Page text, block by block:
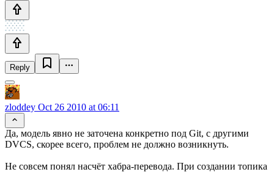
Reply
zloddey Oct 26 2010 at 06:11
Да, модель явно не заточена конкретно под Git, с другими
DVCS, скорее всего, проблем не должно возникнуть.
Не совсем понял насчёт хабра-перевода. При создании топика